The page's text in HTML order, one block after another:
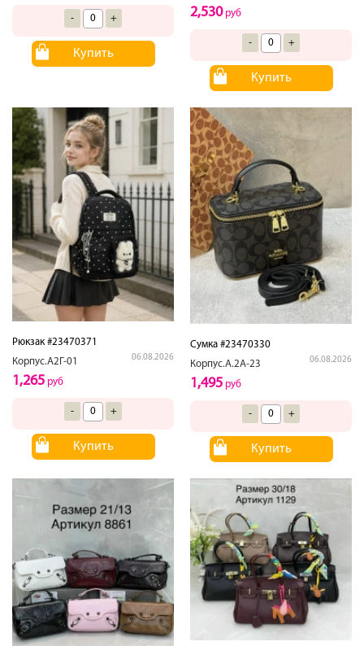
- +
Купить
2,530руб
- +
Купить
Рюкзак #23470371
Корпус.А2Г-01
06.08.2026
1,265 руб
- +
Купить
Сумка #23470330
Корпус.А.2А-23
06.08.2026
1,495 руб
- +
Купить